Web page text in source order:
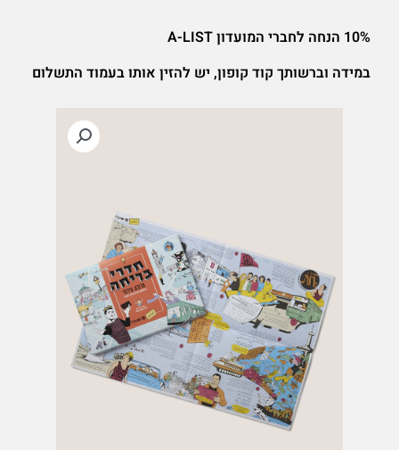
בריחה
10% הנחה לחברי המועדון A-LIST
במידה וברשותך קוד קופון, יש להזין אותו בעמוד התשלום